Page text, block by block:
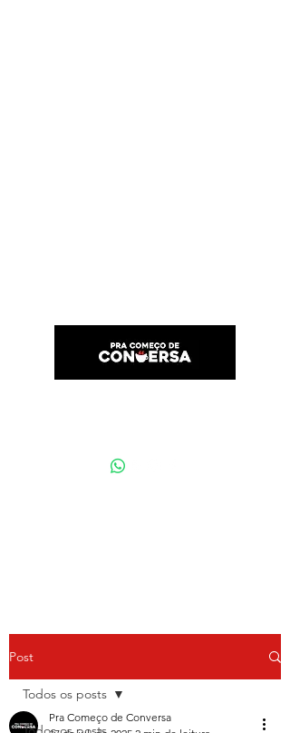
Post
Todos os posts
Pra Começo de Conversa